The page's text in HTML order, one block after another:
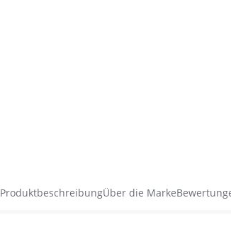
ProduktbeschreibungÜber die Marke